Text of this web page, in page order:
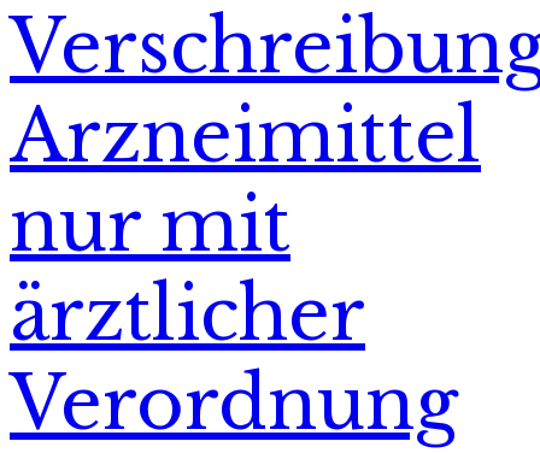
Arzneimittel
nur mit
ärztlicher
Verordnung